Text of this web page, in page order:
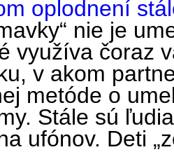
nie je
využíva čoraz
v akom
metóde o
Stále sú
ufónov. Deti